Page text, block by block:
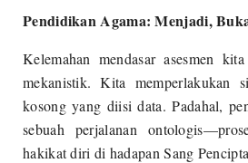
Pendidikan Agama: Menjadi,
Kelemahan mendasar asesmen
mekanistik. Kita memperlakukan
kosong yang diisi data. Padahal,
sebuah perjalanan
hakikat diri di hadapan Sang